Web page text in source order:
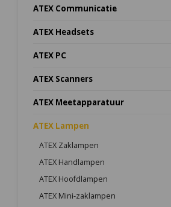
ATEX Communicatie
ATEX Headsets
ATEX PC
ATEX Scanners
ATEX Meetapparatuur
ATEX Lampen
ATEX Zaklampen
ATEX Handlampen
ATEX Hoofdlampen
ATEX Mini-zaklampen